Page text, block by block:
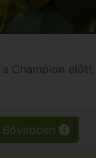
Champion
Bővebben